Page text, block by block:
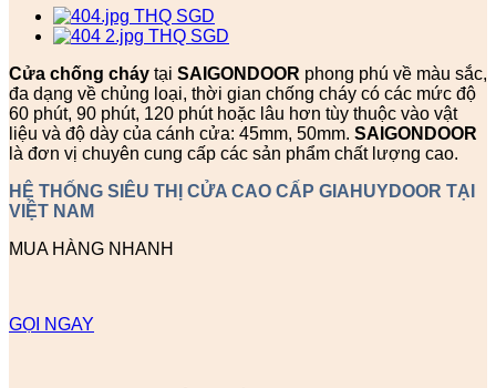
Cửa chống cháy tại SAIGONDOOR phong phú về màu sắc,
đa dạng về chủng loại, thời gian chống cháy có các mức độ
60 phút, 90 phút, 120 phút hoặc lâu hơn tùy thuộc vào vật
liệu và độ dày của cánh cửa: 45mm, 50mm. SAIGONDOOR
là đơn vị chuyên cung cấp các sản phẩm chất lượng cao.
HỆ THỐNG SIÊU THỊ CỬA CAO CẤP GIAHUYDOOR TẠI
VIỆT NAM
MUA HÀNG NHANH
GỌI NGAY